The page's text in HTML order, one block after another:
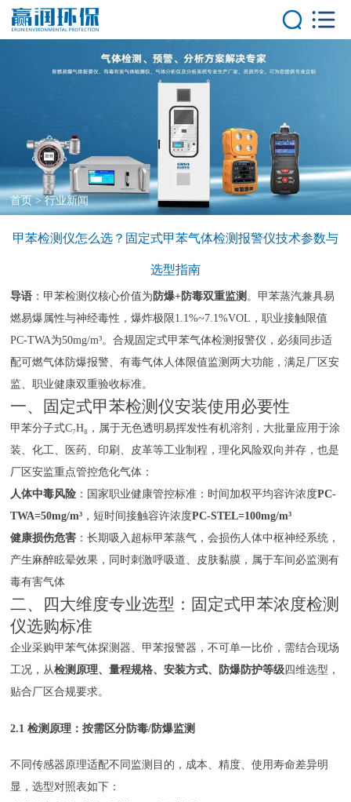
首页
气体分析仪器
气体在线监测系
解决方案
关于我们
服务优势
首页>行业新闻
甲苯检测仪怎么选？固定式甲苯气体检测报警仪技术参数与
选型指南
导语 ：甲苯检测仪核心价值为 防爆+防毒双重监测 。甲苯蒸汽兼具易
燃易爆属性与神经毒性，爆炸极限1.1%~7.1%VOL，职业接触限值
PC-TWA为50mg/m³。合规固定式甲苯气体检测报警仪，必须同步适
配可燃气体防爆报警、有毒气体人体限值监测两大功能，满足厂区安
监、职业健康双重验收标准。
一、固定式甲苯检测仪安装使用必要性
甲苯分子式C₇H₈，属于无色透明易挥发性有机溶剂，大批量应用于涂
装、化工、医药、印刷、皮革等工业制程，理化风险双向并存，也是
厂区安监重点管控危化气体：
人体中毒风险 ：国家职业健康管控标准：时间加权平均容许浓度PC-
TWA=50mg/m³ ，短时间接触容许浓度PC-STEL=100mg/m³
健康损伤危害 ：长期吸入超标甲苯蒸气，会损伤人体中枢神经系统，
产生麻醉眩晕效果，同时刺激呼吸道、皮肤黏膜，属于车间必监测有
毒有害气体
二、四大维度专业选型：固定式甲苯浓度检测
仪选购标准
企业采购甲苯气体探测器、甲苯报警器，不可单一比价，需结合现场
工况，从检测原理、量程规格、安装方式、防爆防护等级四维选型，
贴合厂区合规要求。
2.1 检测原理：按需区分防毒/防爆监测
不同传感器原理适配不同监测目的，成本、精度、使用寿命差异明
显，选型对照表如下：